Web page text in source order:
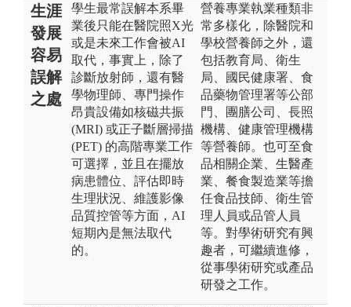
生涯
發展
容易
誤解
之處
學生最常誤解本系畢
業後只能在醫院照X光
或是未來工作會被AI
取代，事實上，除了
診斷放射師，還有醫
學物理師、專門操作
昂貴設備如核磁共振
(MRI) 或正子斷層掃描
(PET) 的高階專業工作
可選擇，並且在擺放
病患體位、評估即時
生理狀況、維護影像
品質控管等方面，AI
短期內是無法取代
的。
營養專業執業種類非
常多樣化，除醫院和
學校營養師之外，還
包括教育局、衛生
局、國民健康署、食
品藥物管理署等公部
門、團膳公司、長照
機構、健康管理機構
等營養師。也可至食
品相關企業、生醫產
業、餐食製造業等擔
任食品技師、衛生管
理人員或品管人員
等。對學術研究有興
趣者，可繼續進修，
從事學術研究或產品
研發之工作。